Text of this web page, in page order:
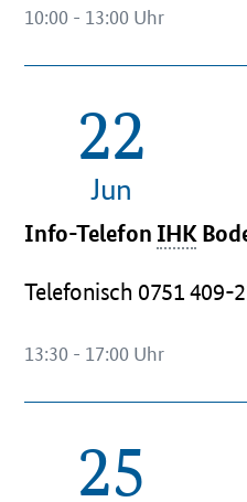
10:00 - 13:00 Uhr
22
Jun
Info-Telefon IHK
Telefonisch 0751 409-
13:30 - 17:00 Uhr
OeffnetEinzelsicht
25
OeffnetEinzelsicht